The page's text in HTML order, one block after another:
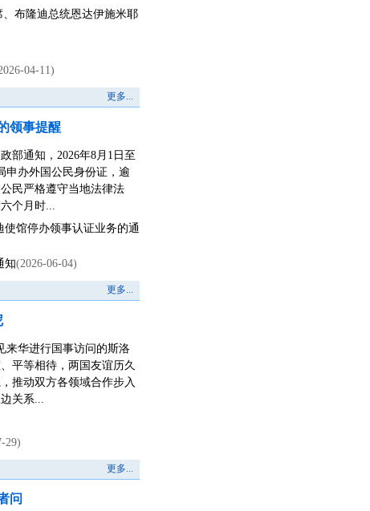
布隆迪总统恩达伊施米耶
04-11)
更多...
领事提醒
部通知，2026年8月1日至
申办外国公民身份证，逾
民严格遵守当地法律法
个月时...
馆停办领事认证业务的通
知(2026-06-04)
更多...
来华进行国事访问的斯洛
平等相待，两国友谊历久
推动双方各领域合作步入
关系...
29)
更多...
问